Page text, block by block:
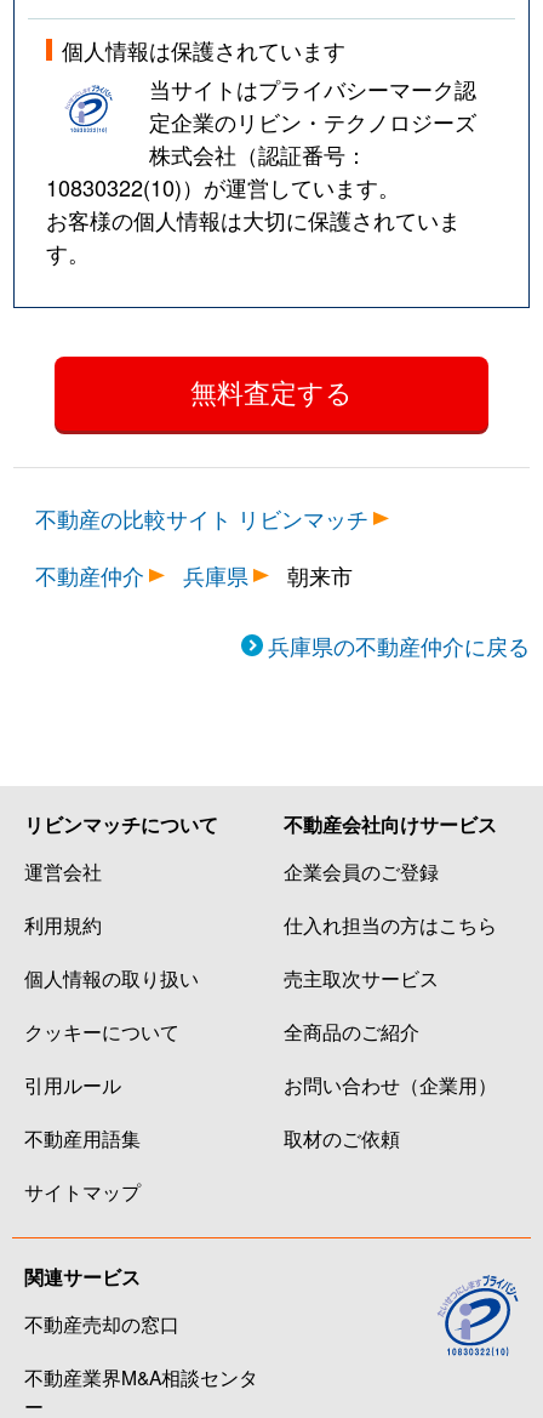
個人情報は保護されています
当サイトはプライバシーマーク認
定企業のリビン・テクノロジーズ
株式会社（認証番号：
10830322(10)）が運営しています。
お客様の個人情報は大切に保護されていま
す。
不動産の比較サイト リビンマッチ
不動産仲介
兵庫県 朝来市
兵庫県の不動産仲介に戻る
リビンマッチについて
運営会社
利用規約
個人情報の取り扱い
クッキーについて
引用ルール
不動産用語集
サイトマップ
不動産会社向けサービス
企業会員のご登録
仕入れ担当の方はこちら
売主取次サービス
全商品のご紹介
お問い合わせ（企業用）
取材のご依頼
関連サービス
不動産売却の窓口
不動産業界M&A相談センタ
ー